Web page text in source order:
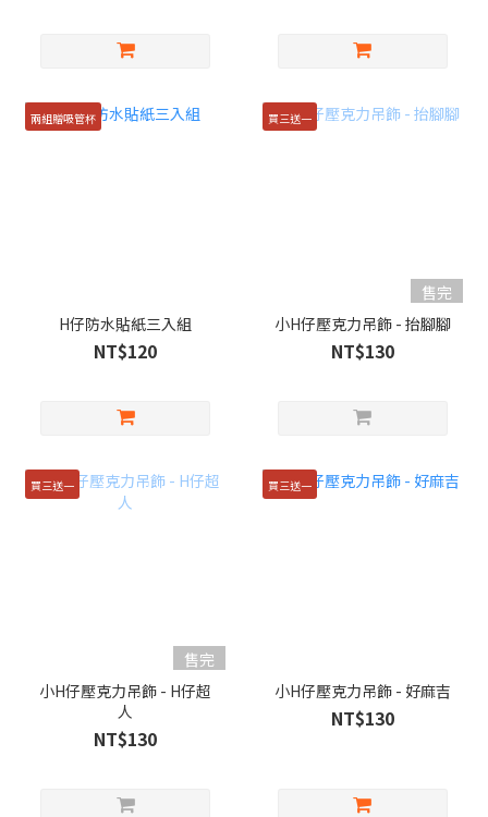
兩組贈吸管杯
H仔防水貼紙三入組
NT$120
買三送一
售完
小H仔壓克力吊飾 - 抬腳腳
NT$130
買三送一
售完
小H仔壓克力吊飾 - H仔超
人
NT$130
買三送一
小H仔壓克力吊飾 - 好麻吉
NT$130